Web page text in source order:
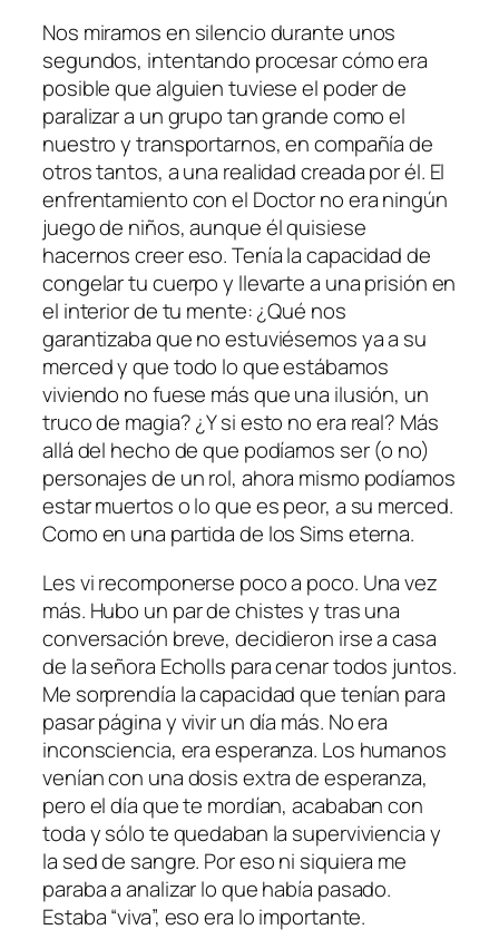
Nos miramos en silencio durante unos
segundos, intentando procesar cómo era
posible que alguien tuviese el poder de
paralizar a un grupo tan grande como el
nuestro y transportarnos, en compañía de
otros tantos, a una realidad creada por él. El
enfrentamiento con el Doctor no era ningún
juego de niños, aunque él quisiese
hacernos creer eso. Tenía la capacidad de
congelar tu cuerpo y llevarte a una prisión en
el interior de tu mente: ¿Qué nos
garantizaba que no estuviésemos ya a su
merced y que todo lo que estábamos
viviendo no fuese más que una ilusión, un
truco de magia? ¿Y si esto no era real? Más
allá del hecho de que podíamos ser (o no)
personajes de un rol, ahora mismo podíamos
estar muertos o lo que es peor, a su merced.
Como en una partida de los Sims eterna.
Les vi recomponerse poco a poco. Una vez
más. Hubo un par de chistes y tras una
conversación breve, decidieron irse a casa
de la señora Echolls para cenar todos juntos.
Me sorprendía la capacidad que tenían para
pasar página y vivir un día más. No era
inconsciencia, era esperanza. Los humanos
venían con una dosis extra de esperanza,
pero el día que te mordían, acababan con
toda y sólo te quedaban la superviviencia y
la sed de sangre. Por eso ni siquiera me
paraba a analizar lo que había pasado.
Estaba “viva”, eso era lo importante.